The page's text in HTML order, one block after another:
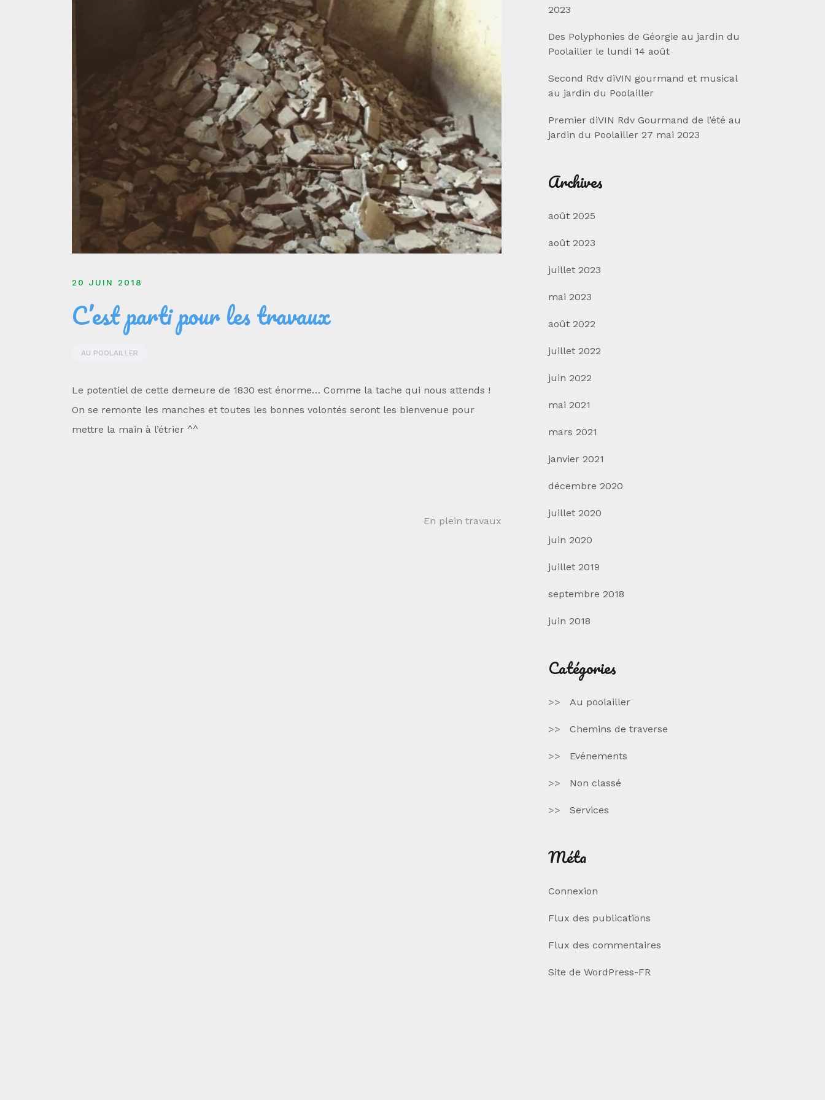
20 JUIN 2018
C’est parti pour les travaux
AU POOLAILLER
Le potentiel de cette demeure de 1830 est énorme… Comme la tache qui nous attends !
On se remonte les manches et toutes les bonnes volontés seront les bienvenue pour
mettre la main à l’étrier ^^
En plein travaux
2023
Des Polyphonies de Géorgie au jardin du
Poolailler le lundi 14 août
Second Rdv diVIN gourmand et musical
au jardin du Poolailler
Premier diVIN Rdv Gourmand de l’été au
jardin du Poolailler 27 mai 2023
Archives
août 2025
août 2023
juillet 2023
mai 2023
août 2022
juillet 2022
juin 2022
mai 2021
mars 2021
janvier 2021
décembre 2020
juillet 2020
juin 2020
juillet 2019
septembre 2018
juin 2018
Catégories
Au poolailler
Chemins de traverse
Evénements
Non classé
Services
Méta
Connexion
Flux des publications
Flux des commentaires
Site de WordPress-FR